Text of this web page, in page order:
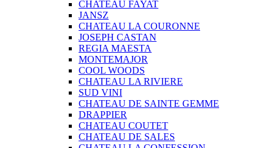
CHATEAU FAYAT
JANSZ
CHATEAU LA COURONNE
JOSEPH CASTAN
REGIA MAESTA
MONTEMAJOR
COOL WOODS
CHATEAU LA RIVIERE
SUD VINI
CHATEAU DE SAINTE GEMME
DRAPPIER
CHATEAU COUTET
CHATEAU DE SALES